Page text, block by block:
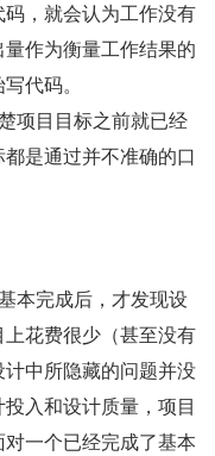
，就会认为工作没有
作为衡量工作结果的
代码。
项目目标之前就已经
是通过并不准确的口
本完成后，才发现设
花费很少（甚至没有
中所隐藏的问题并没
入和设计质量，项目
一个已经完成了基本